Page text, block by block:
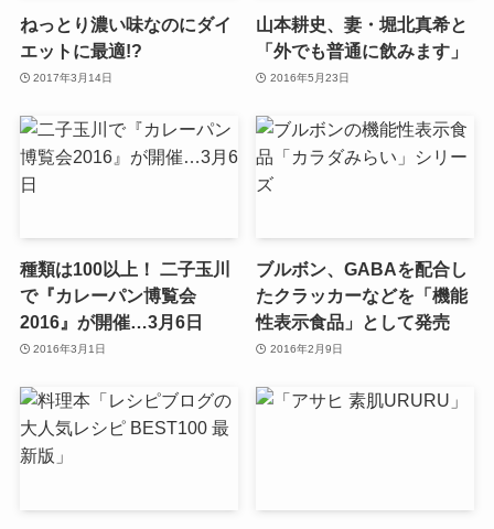
ねっとり濃い味なのにダイ
エットに最適!?
2017年3月14日
山本耕史、妻・堀北真希と
「外でも普通に飲みます」
2016年5月23日
種類は100以上！ 二子玉川
で『カレーパン博覧会
2016』が開催…3月6日
2016年3月1日
ブルボン、GABAを配合し
たクラッカーなどを「機能
性表示食品」として発売
2016年2月9日